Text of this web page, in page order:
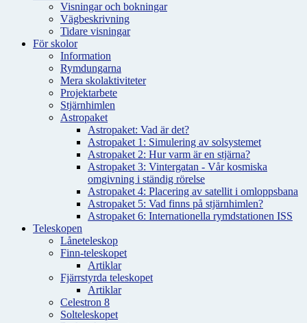
Visningar och bokningar
Vägbeskrivning
Tidare visningar
För skolor
Information
Rymdungarna
Mera skolaktiviteter
Projektarbete
Stjärnhimlen
Astropaket
Astropaket: Vad är det?
Astropaket 1: Simulering av solsystemet
Astropaket 2: Hur varm är en stjärna?
Astropaket 3: Vintergatan - Vår kosmiska
omgivning i ständig rörelse
Astropaket 4: Placering av satellit i omloppsbana
Astropaket 5: Vad finns på stjärnhimlen?
Astropaket 6: Internationella rymdstationen ISS
Teleskopen
Låneteleskop
Finn-teleskopet
Artiklar
Fjärrstyrda teleskopet
Artiklar
Celestron 8
Solteleskopet